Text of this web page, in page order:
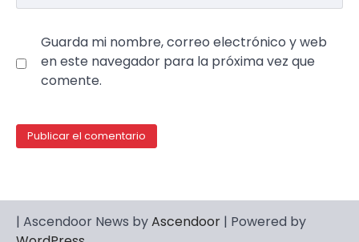
Guarda mi nombre, correo electrónico y web
en este navegador para la próxima vez que
comente.
| Ascendoor News byAscendoor | Powered by